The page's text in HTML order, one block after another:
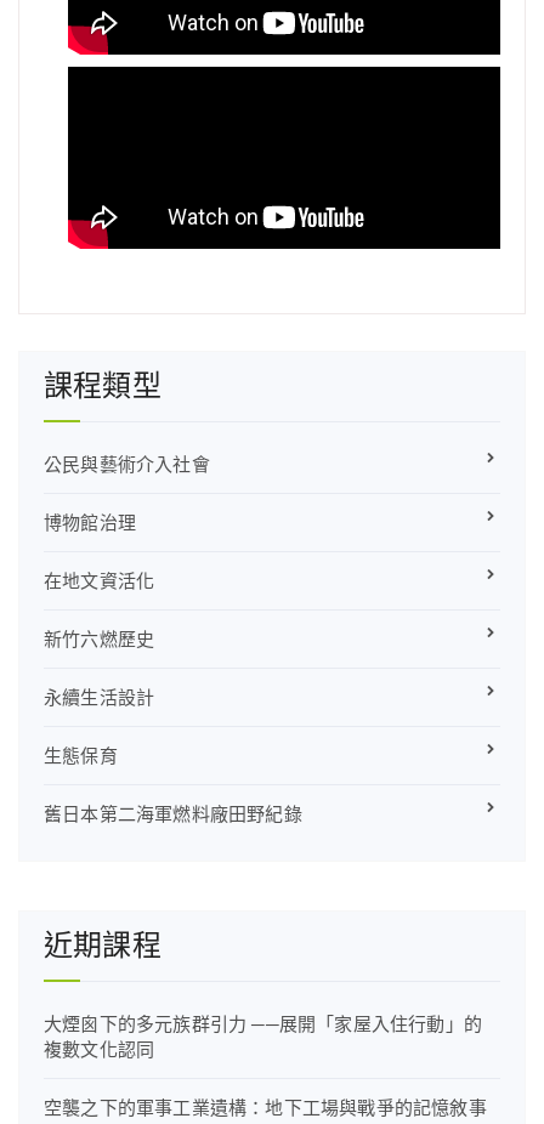
課程類型
公民與藝術介入社會
博物館治理
在地文資活化
新竹六燃歷史
永續生活設計
生態保育
舊日本第二海軍燃料廠田野紀錄
近期課程
大煙囪下的多元族群引力 ──展開「家屋入住行動」的
複數文化認同
空襲之下的軍事工業遺構：地下工場與戰爭的記憶敘事